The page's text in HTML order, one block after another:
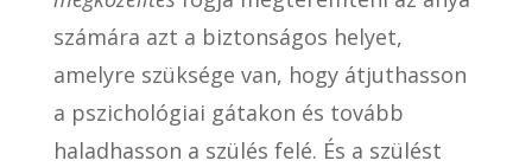
számára azt a biztonságos helyet,
amelyre szüksége van, hogy átjuthasson
a pszichológiai gátakon és tovább
haladhasson a szülés felé. És a szülést